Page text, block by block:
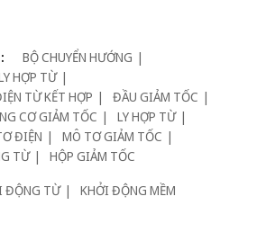
BỘ CHUYỂN HƯỚNG
HỢP TỪ
TỪ KẾT HỢP
ĐẦU GIẢM TỐC
CƠ GIẢM TỐC
LY HỢP TỪ
ĐIỆN
MÔ TƠ GIẢM TỐC
TỪ
HỘP GIẢM TỐC
ĐỘNG TỪ
KHỞI ĐỘNG MỀM